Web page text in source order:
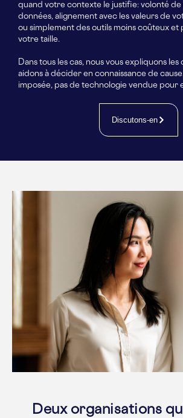
quand votre contexte le justifie: volonté de
données, alignement avec les valeurs de
ou simplement des outils moins coûteux et
votre taille.
Dans tous les cas, nous vous expliquons les
aidons à décider en connaissance de
imposée, pas de technologie vendue pour
Discutons-en
Deux organisations